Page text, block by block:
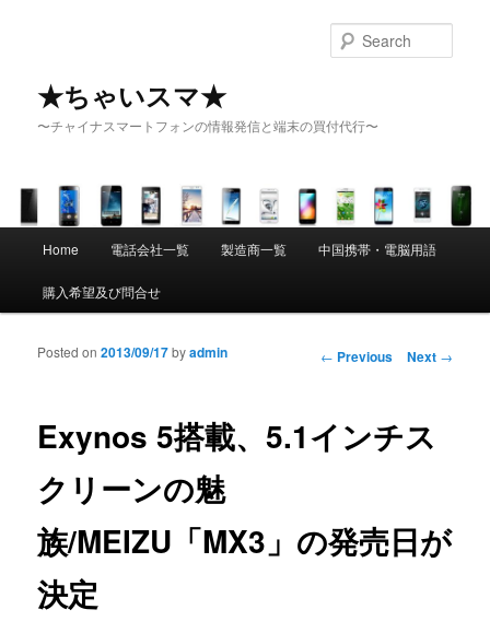
★ちゃいスマ★
〜チャイナスマートフォンの情報発信と端末の買付代行〜
Skip to primary content
Skip to secondary content
Home 電話会社一覧 製造商一覧 中国携帯・電脳用語
購入希望及び問合せ
Post navigation
← Previous Next →
Exynos 5搭載、5.1インチス
クリーンの魅
族/MEIZU「MX3」の発売日が
決定
Posted on2013/09/17byadmin